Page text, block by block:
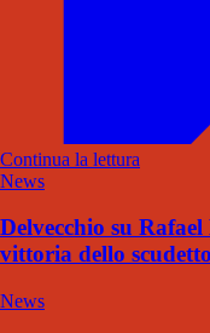
Continua la lettura
News
Delvecchio su
vittoria dello
News